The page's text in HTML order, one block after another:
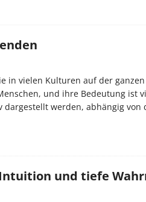
in vielen Kulturen auf der
und ihre Bedeutung ist
dargestellt werden, abhängig von
und tiefe